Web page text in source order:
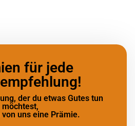
für jede
der du etwas Gutes tun
möchtest,
uns eine Prämie.